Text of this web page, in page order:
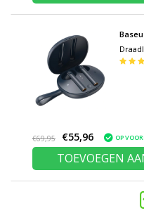
TWS
€69,95 €55,96 OP
TOEVOEGEN